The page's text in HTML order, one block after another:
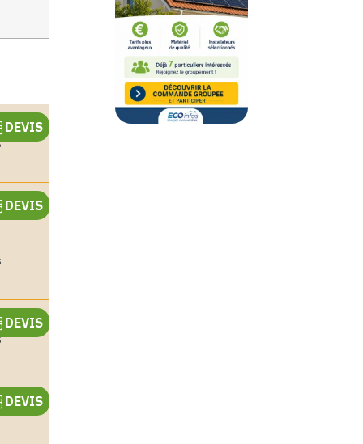
DEVIS
DEVIS
DEVIS
DEVIS